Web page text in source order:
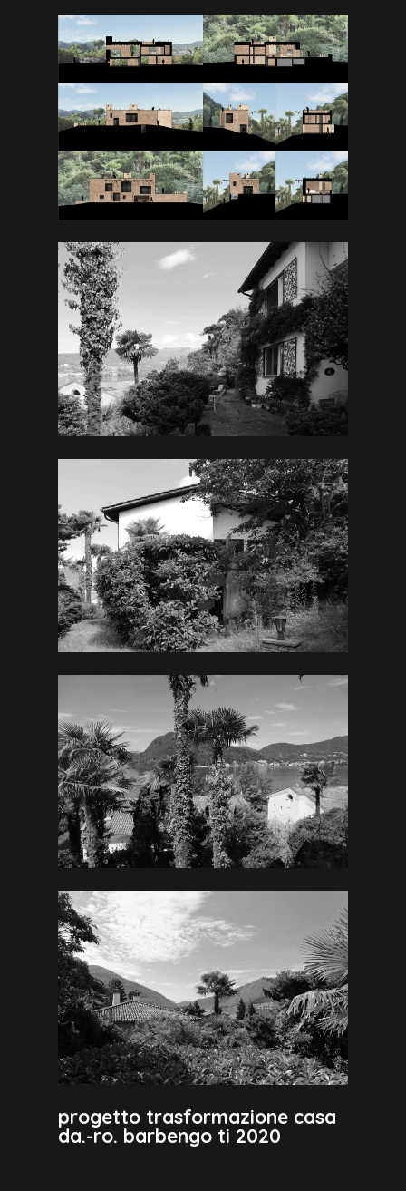
progetto trasformazione casa
da.-ro. barbengo ti 2020